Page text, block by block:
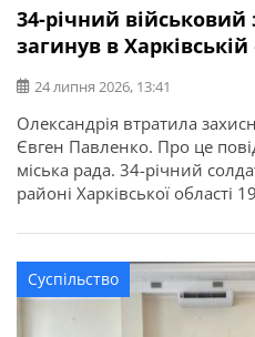
34-річний військовий
загинув в Харківській
24 липня 2026, 13:41
Олександрія втратила
Євген Павленко. Про це
міська рада. 34-річний
районі Харківської області
втраті всім рідним,
Суспільство